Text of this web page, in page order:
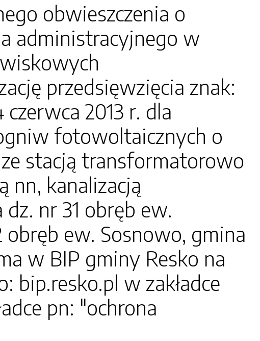
obwieszczenia o
administracyjnego w
przedsięwzięcia znak:
czerwca 2013 r. dla
fotowoltaicznych o
stacją transformatorowo
nn, kanalizacją
nr 31 obręb ew.
obręb ew. Sosnowo, gmina
w BIP gminy Resko na
bip.resko.pl w zakładce
pn: "ochrona